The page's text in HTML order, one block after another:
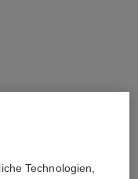
Technologien,